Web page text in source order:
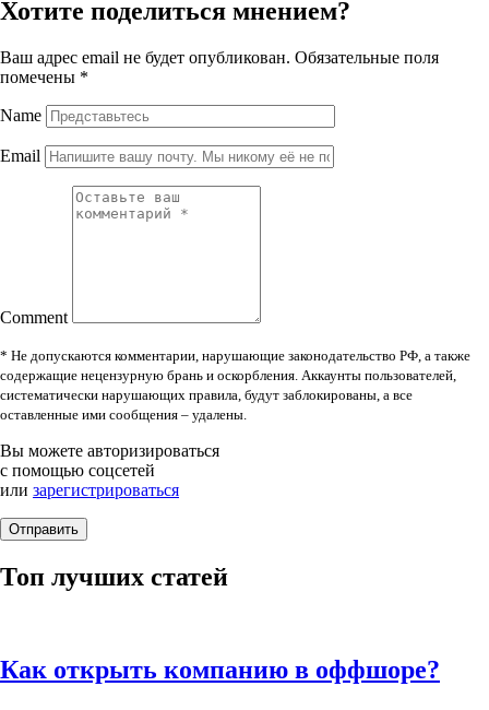
Хотите поделиться мнением?
Ваш адрес email не будет опубликован. Обязательные поля
помечены *
Name
Email
Comment
* Не допускаются комментарии, нарушающие законодательство РФ, а также
содержащие нецензурную брань и оскорбления. Аккаунты пользователей,
систематически нарушающих правила, будут заблокированы, а все
оставленные ими сообщения – удалены.
Вы можете авторизироваться
с помощью соцсетей
или зарегистрироваться
Топ лучших статей
Как открыть компанию в оффшоре?